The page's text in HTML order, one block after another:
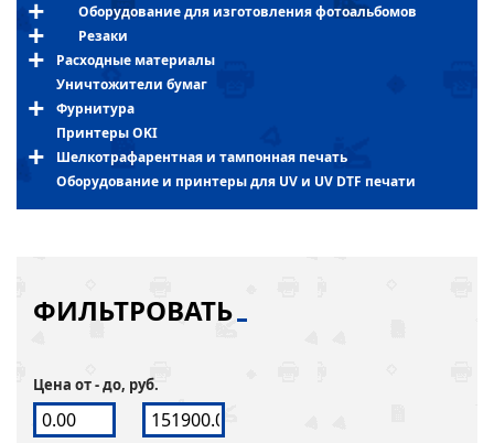
Оборудование для изготовления фотоальбомов
Резаки
Расходные материалы
Уничтожители бумаг
Фурнитура
Принтеры OKI
Шелкотрафарентная и тампонная печать
Оборудование и принтеры для UV и UV DTF печати
ФИЛЬТРОВАТЬ
Цена от - до, руб.